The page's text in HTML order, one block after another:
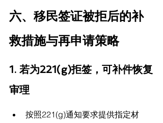
六、移民签证被拒后的补
救措施与再申请策略
1. 若为221(g)拒签，可补件恢复
审理
按照221(g)通知要求提供指定材